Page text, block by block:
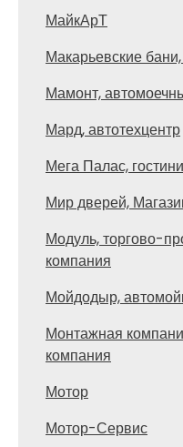
МайкАрТ
Макарьевские
Мамонт,
Мард, автотехцентр
Мега Палас,
Мир дверей,
Модуль, торгово-
компания
Мойдодыр,
Монтажная
компания
Мотор
Мотор-Сервис